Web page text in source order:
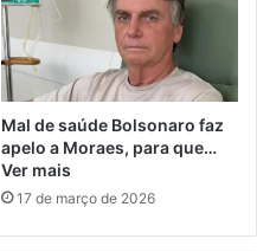
Mal de saúde Bolsonaro faz
apelo a Moraes, para que…
Ver mais
17 de março de 2026